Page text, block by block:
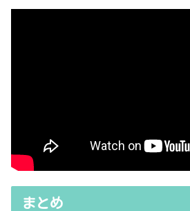
まとめ